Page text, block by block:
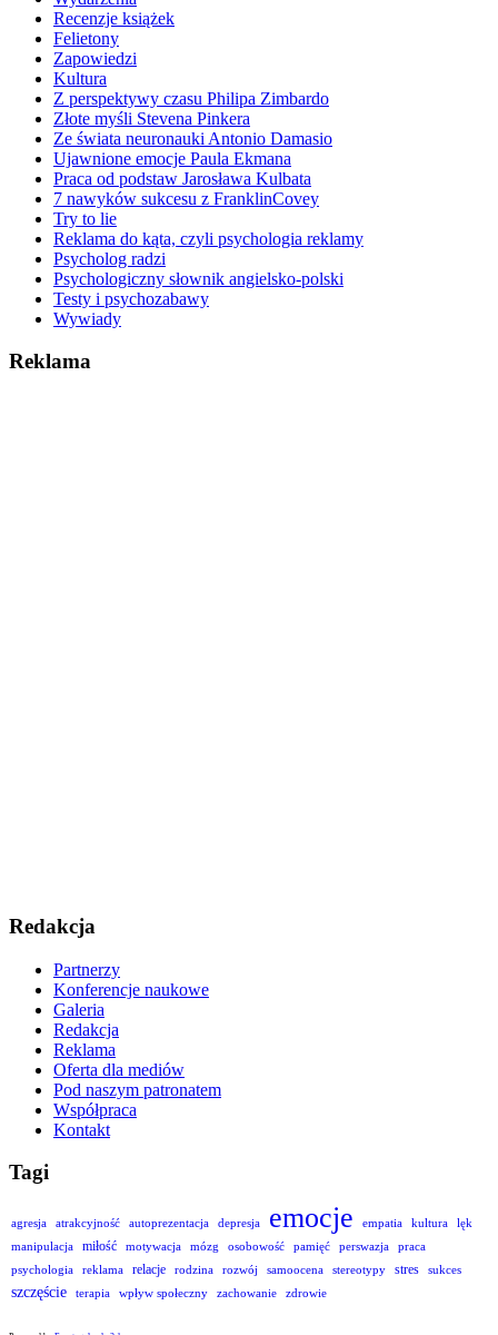
Recenzje książek
Felietony
Zapowiedzi
Kultura
Z perspektywy czasu Philipa Zimbardo
Złote myśli Stevena Pinkera
Ze świata neuronauki Antonio Damasio
Ujawnione emocje Paula Ekmana
Praca od podstaw Jarosława Kulbata
7 nawyków sukcesu z FranklinCovey
Try to lie
Reklama do kąta, czyli psychologia reklamy
Psycholog radzi
Psychologiczny słownik angielsko-polski
Testy i psychozabawy
Wywiady
Reklama
Redakcja
Partnerzy
Konferencje naukowe
Galeria
Redakcja
Reklama
Oferta dla mediów
Pod naszym patronatem
Współpraca
Kontakt
Tagi
agresja atrakcyjność autoprezentacja depresja emocje empatia kultura
lęk
manipulacja
miłość motywacja mózg osobowość pamięć perswazja
praca
psychologia
reklama relacje rodzina rozwój samoocena stereotypy stres sukces
szczęście terapia wpływ społeczny zachowanie zdrowie